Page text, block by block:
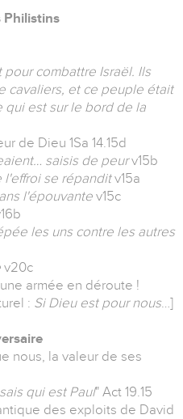
Philistins
pour combattre Israël. Ils
cavaliers, et ce peuple était
qui est sur le bord de la
de Dieu 1Sa 14.15d
saisis de peurv15b
l'effroi se répanditv15a
l'épouvante v15c
les uns contre les autres
v20c
armée en déroute !
: Si Dieu est pour nous…]
nous, la valeur de ses
qui est Paul" Act 19.15
des exploits de David